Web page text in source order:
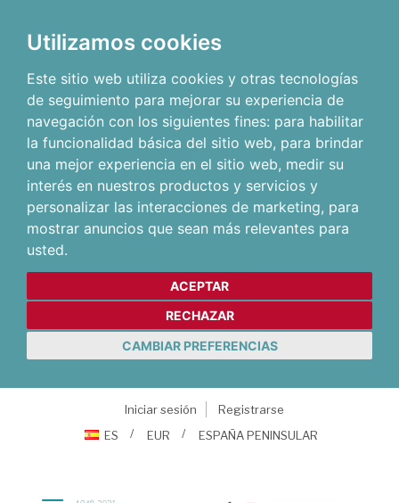
Utilizamos cookies
Este sitio web utiliza cookies y otras tecnologías
de seguimiento para mejorar su experiencia de
navegación con los siguientes fines: para habilitar
la funcionalidad básica del sitio web, para brindar
una mejor experiencia en el sitio web, medir su
interés en nuestros productos y servicios y
personalizar las interacciones de marketing, para
mostrar anuncios que sean más relevantes para
usted.
ACEPTAR
RECHAZAR
CAMBIAR PREFERENCIAS
Iniciar sesión
Registrarse
ES
EUR ESPAÑA PENINSULAR